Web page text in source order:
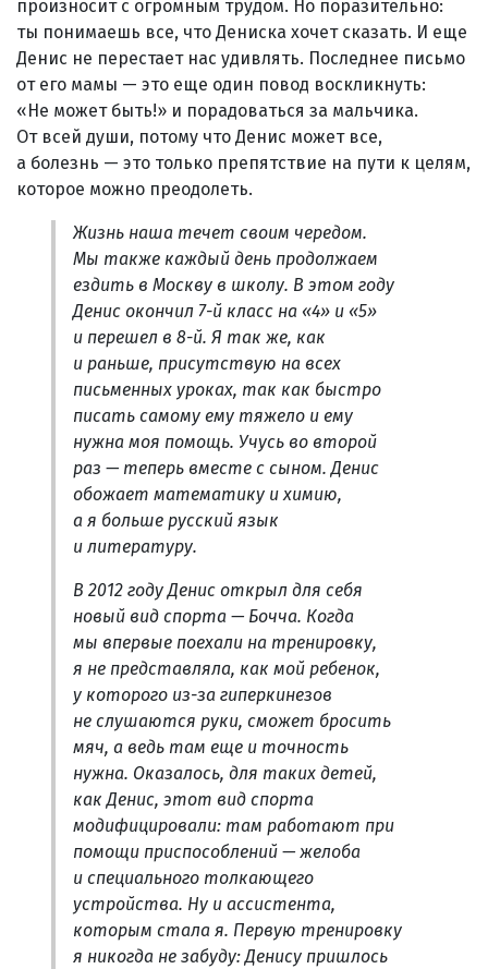
произносит с огромным трудом. Но поразительно:
ты понимаешь все, что Дениска хочет сказать. И еще
Денис не перестает нас удивлять. Последнее письмо
от его мамы — это еще один повод воскликнуть:
«Не может быть!» и порадоваться за мальчика.
От всей души, потому что Денис может все,
а болезнь — это только препятствие на пути к целям,
которое можно преодолеть.
Жизнь наша течет своим чередом.
Мы также каждый день продолжаем
ездить в Москву в школу. В этом году
Денис окончил 7-й класс на «4» и «5»
и перешел в 8-й. Я так же, как
и раньше, присутствую на всех
письменных уроках, так как быстро
писать самому ему тяжело и ему
нужна моя помощь. Учусь во второй
раз — теперь вместе с сыном. Денис
обожает математику и химию,
а я больше русский язык
и литературу.
В 2012 году Денис открыл для себя
новый вид спорта — Бочча. Когда
мы впервые поехали на тренировку,
я не представляла, как мой ребенок,
у которого из-за гиперкинезов
не слушаются руки, сможет бросить
мяч, а ведь там еще и точность
нужна. Оказалось, для таких детей,
как Денис, этот вид спорта
модифицировали: там работают при
помощи приспособлений — желоба
и специального толкающего
устройства. Ну и ассистента,
которым стала я. Первую тренировку
я никогда не забуду: Денису пришлось